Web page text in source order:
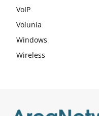
VoIP
Volunia
Windows
Wireless